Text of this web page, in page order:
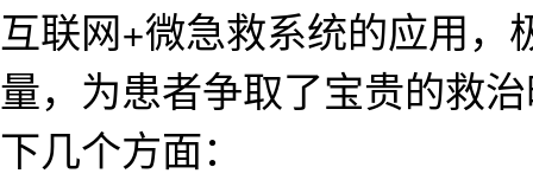
互联网+微急救系统的应用
量，为患者争取了宝贵的救
下几个方面：